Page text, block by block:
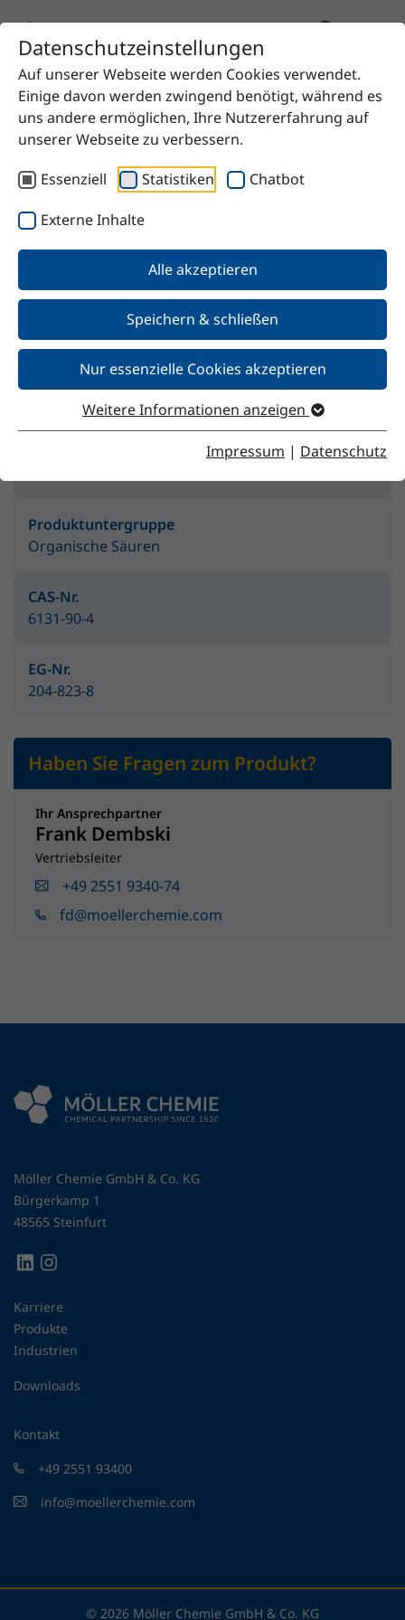
Datenschutzeinstellungen
Auf unserer Webseite werden Cookies verwendet.
Einige davon werden zwingend benötigt, während es
uns andere ermöglichen, Ihre Nutzererfahrung auf
unserer Webseite zu verbessern.
Essenziell
Statistiken Chatbot
Externe Inhalte
Alle akzeptieren
Speichern & schließen
Nur essenzielle Cookies akzeptieren
Weitere Informationen anzeigen
Impressum | Datenschutz
Startseite Produkt Natriumacetat
Natriumacetat
Merkmale
Produktuntergruppe
Organische Säuren
CAS-Nr.
6131-90-4
EG-Nr.
204-823-8
Haben Sie Fragen zum Produkt?
Ihr Ansprechpartner
Frank Dembski
Vertriebsleiter
+49 2551 9340-74
fd@moellerchemie.com
Möller Chemie GmbH & Co. KG
Bürgerkamp 1
48565 Steinfurt
Karriere
Produkte
Industrien
Downloads
Kontakt
+49 2551 93400
info@moellerchemie.com
© 2026 Möller Chemie GmbH & Co. KG